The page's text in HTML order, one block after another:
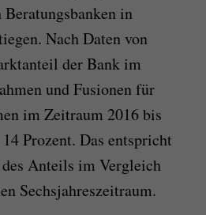
in
Nach Daten von
der Bank im
und Fusionen für
im Zeitraum 2016 bis
Prozent. Das entspricht
Anteils im Vergleich
Sechsjahreszeitraum.